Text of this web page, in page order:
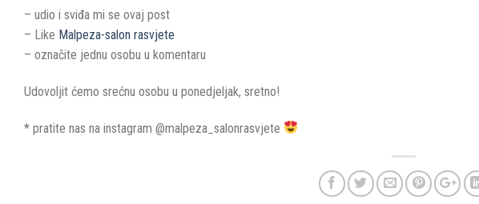
– udio i sviđa mi se ovaj post
– Like Malpeza-salon rasvjete
– označite jednu osobu u komentaru
Udovoljit ćemo srećnu osobu u ponedjeljak, sretno!
* pratite nas na instagram @malpeza_salonrasvjete